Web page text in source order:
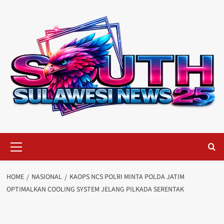
Menu
HOME NASIONAL
KAOPS NCS POLRI MINTA POLDA JATIM
OPTIMALKAN COOLING SYSTEM JELANG PILKADA SERENTAK